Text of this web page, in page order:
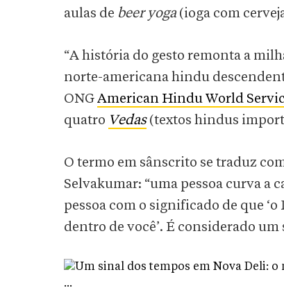
aulas de beer yoga (ioga com
“A história do gesto remonta a
norte-americana hindu
ONGAmerican Hindu World
quatro Vedas(textos hindus
O termo em sânscrito se traduz
Selvakumar: “uma pessoa curva a
pessoa com o significado de que
dentro de você’. É considerado